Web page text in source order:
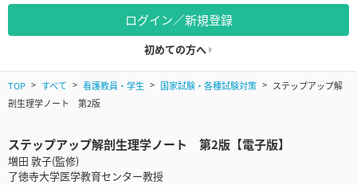
ログイン／新規登録
初めての方へ
TOP すべて 看護教員・学生 国家試験・各種試験対策
ステップアップ解
剖生理学ノート 第2版
ステップアップ解剖生理学ノート 第2版【電子版】
増田 敦子(監修)
了徳寺大学医学教育センター教授